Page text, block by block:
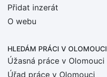
Přidat inzerát
O webu
HLEDÁM PRÁCI V OLOMOUCI
Úžasná práce v Olomouci
Úřad práce v Olomouci